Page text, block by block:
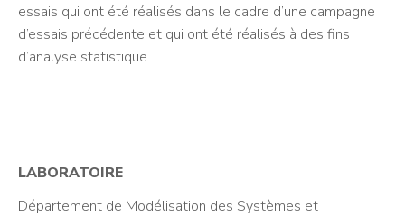
essais qui ont été réalisés dans le cadre d’une campagne
d’essais précédente et qui ont été réalisés à des fins
d’analyse statistique.
LABORATOIRE
Département de Modélisation des Systèmes et